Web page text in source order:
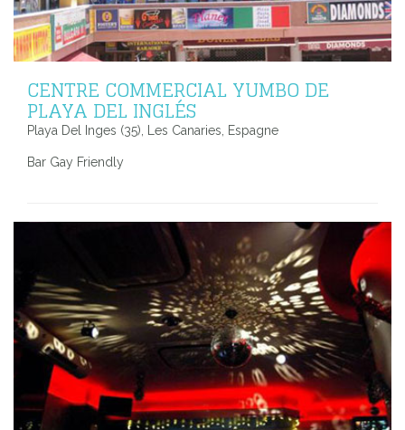
CENTRE COMMERCIAL YUMBO DE
PLAYA DEL INGLÉS
Playa Del Inges (35), Les Canaries, Espagne
Bar Gay Friendly